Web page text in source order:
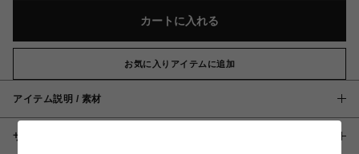
カートに入れる
お気に入りアイテムに追加
アイテム説明 / 素材
サイズ